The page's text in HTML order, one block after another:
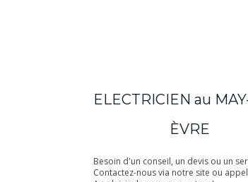
ELECTRICIEN au
ÈVRE
Besoin d'un conseil, un devis ou un
Contactez-nous via notre site ou